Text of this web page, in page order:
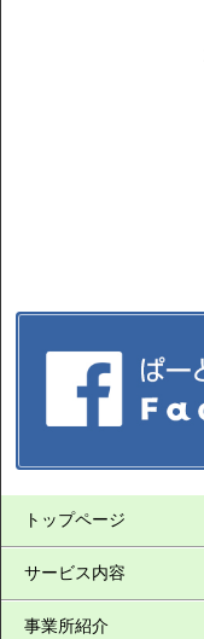
トップページ
サービス内容
事業所紹介